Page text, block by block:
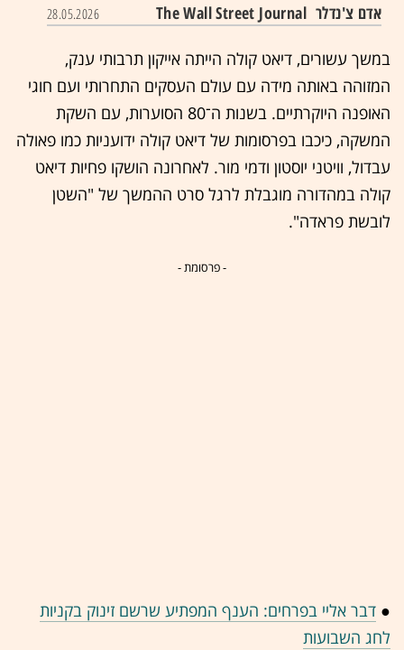
אדם צ'נדלר The Wall Street Journal
28.05.2026
במשך עשורים, דיאט קולה הייתה אייקון תרבותי ענק,
המזוהה באותה מידה עם עולם העסקים התחרותי ועם חוגי
האופנה היוקרתיים. בשנות ה־80 הסוערות, עם השקת
המשקה, כיכבו בפרסומות של דיאט קולה ידועניות כמו פאולה
עבדול, וויטני יוסטון ודמי מור. לאחרונה הושקו פחיות דיאט
קולה במהדורה מוגבלת לרגל סרט ההמשך של "השטן
לובשת פראדה".
- פרסומת -
● דבר אליי בפרחים: הענף המפתיע שרשם זינוק בקניות
לחג השבועות